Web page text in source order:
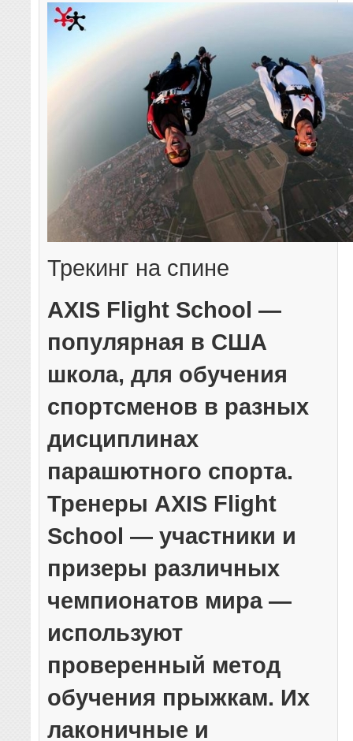
Трекинг на спине
AXIS Flight School —
популярная в США
школа, для обучения
спортсменов в разных
дисциплинах
парашютного спорта.
Тренеры AXIS Flight
School — участники и
призеры различных
чемпионатов мира —
используют
проверенный метод
обучения прыжкам. Их
лаконичные и